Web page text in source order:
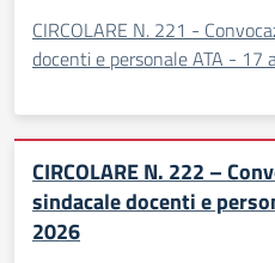
CIRCOLARE N. 221 -
docenti e personale ATA - 17
CIRCOLARE N. 222 –
sindacale docenti e
2026